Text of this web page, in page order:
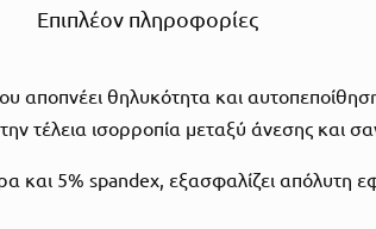
Επιπλέον πληροφορίες
αποπνέει θηλυκότητα και
τέλεια ισορροπία μεταξύ άνεσης και
5% spandex, εξασφαλίζει απόλυτη